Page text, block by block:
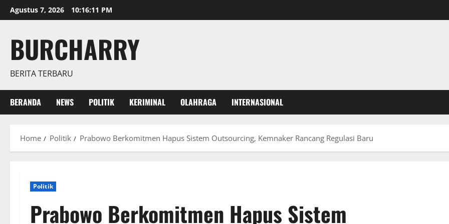
Skip
to
Agustus 7, 2026 10:16:12 PM
BURCHARRY
BERITA TERBARU
BERANDA NEWS POLITIK KERIMINAL OLAHRAGA INTERNASIONAL
Home Politik Prabowo Berkomitmen Hapus Sistem Outsourcing, Kemnaker Rancang Regulasi Baru
Politik
Prabowo Berkomitmen Hapus Sistem